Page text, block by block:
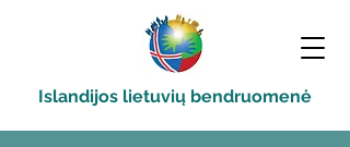
Islandijos lietuvių bendruomenė